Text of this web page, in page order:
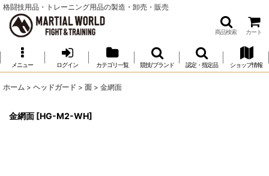
格闘技用品・トレーニング用品の製造・卸売・販売
商品検索 カート
メニュー ログイン カテゴリ一覧 競技/ブランド 認定・指定品 ショップ情報
ホーム > ヘッドガード > 面 > 金網面
金網面 [HG-M2-WH]